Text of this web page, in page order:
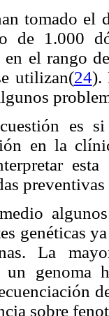
tomado el
de 1.000
el rango
utilizan(24).
es
en la
genéticas
La
un genoma
sobre